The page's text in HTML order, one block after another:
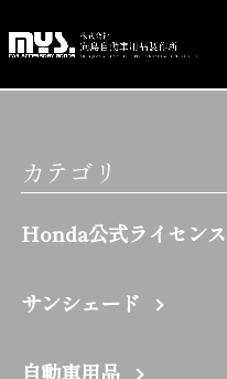
カテゴリ
Honda公式ライセンス
サンシェード
自動車用品